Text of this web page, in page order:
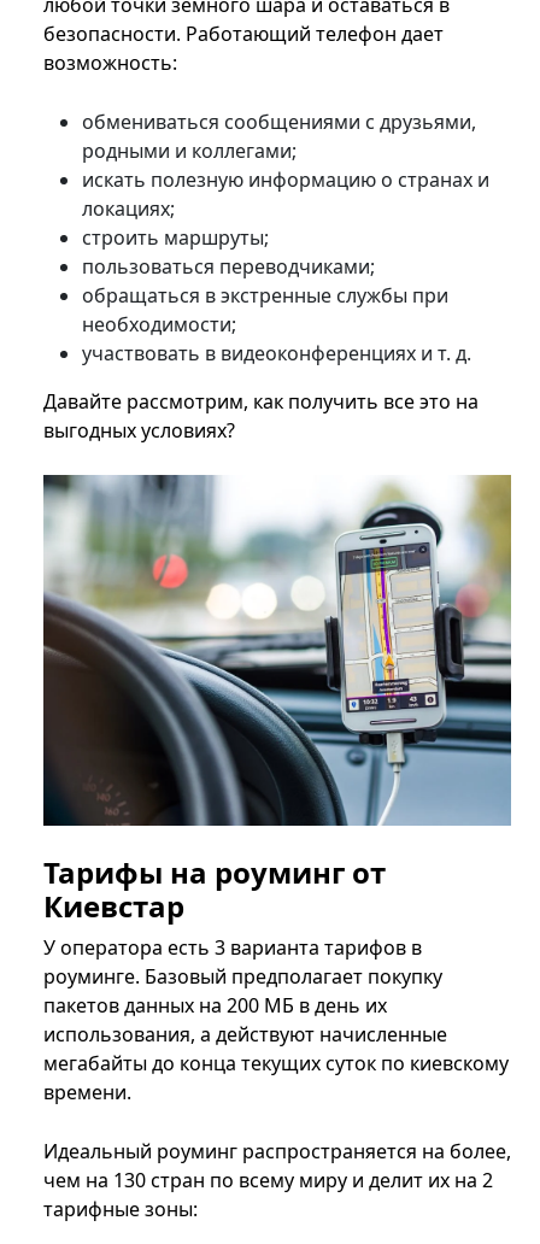
безопасности. Работающий телефон дает
возможность:
обмениваться сообщениями с друзьями,
родными и коллегами;
искать полезную информацию о странах и
локациях;
строить маршруты;
пользоваться переводчиками;
обращаться в экстренные службы при
необходимости;
участвовать в видеоконференциях и т. д.
Давайте рассмотрим, как получить все это на
выгодных условиях?
Тарифы на роуминг от
Киевстар
У оператора есть 3 варианта тарифов в
роуминге. Базовый предполагает покупку
пакетов данных на 200 МБ в день их
использования, а действуют начисленные
мегабайты до конца текущих суток по киевскому
времени.
Идеальный роуминг распространяется на более,
чем на 130 стран по всему миру и делит их на 2
тарифные зоны: